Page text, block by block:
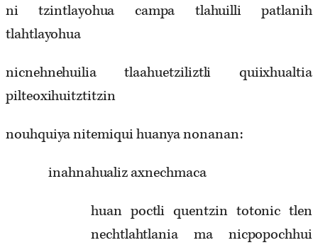
ni tzintlayohua campa tlahuilli patlanih
tlahtlayohua
nicnehnehuilia tlaahuetziliztli quiixhualtia
pilteoxihuitztitzin
nouhquiya nitemiqui huanya nonanan:
inahnahualiz axnechmaca
huan poctli quentzin totonic tlen
nechtlahtlania ma nicpopochhui